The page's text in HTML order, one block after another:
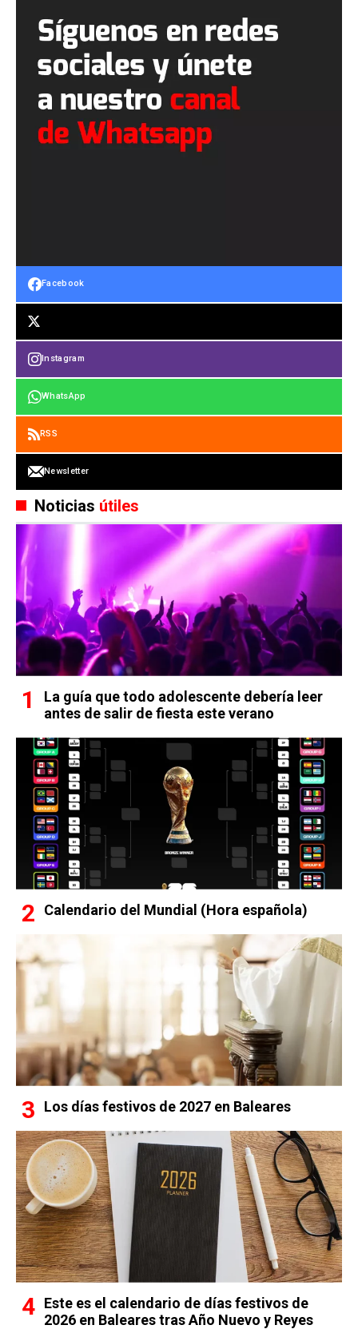
Facebook
Instagram
WhatsApp
RSS
Newsletter
Noticias útiles
La guía que todo adolescente debería leer
antes de salir de fiesta este verano
Calendario del Mundial (Hora española)
Los días festivos de 2027 en Baleares
Este es el calendario de días festivos de
2026 en Baleares tras Año Nuevo y Reyes